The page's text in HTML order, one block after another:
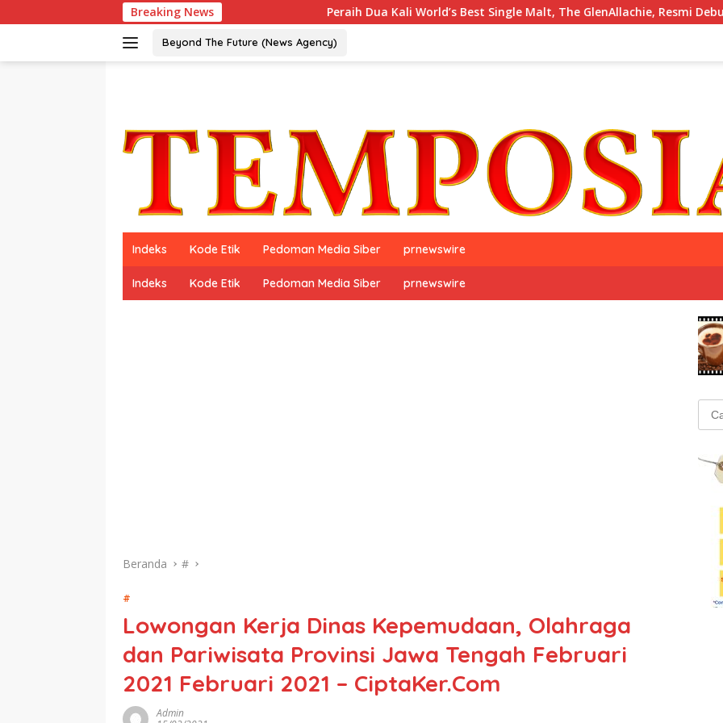
ke
Breaking News Peraih Dua Kali World’s Best Single Malt, The GlenAllachie, Resmi Debut di
Beyond The Future (News Agency)
Indeks Kode Etik Pedoman Media Siber prnewswire
Indeks Kode Etik Pedoman Media Siber prnewswire
Beranda #
#
Lowongan Kerja Dinas Kepemudaan, Olahraga
dan Pariwisata Provinsi Jawa Tengah Februari
2021 Februari 2021 – CiptaKer.Com
Admin